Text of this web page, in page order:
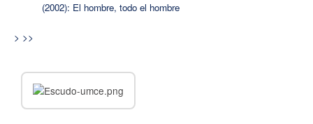
(2002): El hombre, todo el hombre
> >>